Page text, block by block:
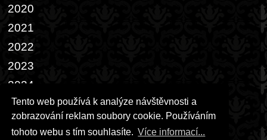
Tento web používá k analýze návštěvnosti a
zobrazování reklam soubory cookie. Používáním
tohoto webu s tím souhlasíte. Více informací...
2020
2021
2022
2023
2024
2025
2026